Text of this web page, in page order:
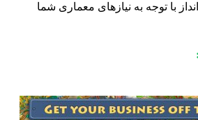
توجه به نیازهای معماری شما